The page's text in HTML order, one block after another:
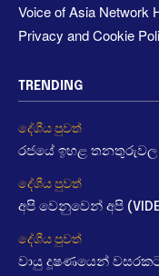
Voice of Asia Network
Privacy and Cookie
TRENDING
දේශීය පුවත්
රජයේ ඉහළ තනතුරුවල
දේශීය පුවත්
අපි වෙනුවෙන් අපි
දේශීය පුවත්
වායු දූෂණයෙන් වසරකට